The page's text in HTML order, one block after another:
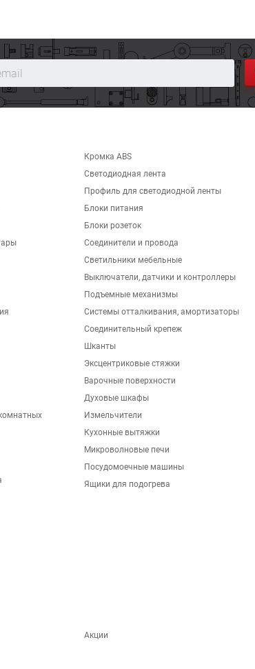
Кромка ABS
Светодиодная лента
Профиль для светодиодной ленты
Блоки питания
Блоки розеток
Соединители и провода
Светильники мебельные
Выключатели, датчики и контроллеры
Подъемные механизмы
Системы отталкивания, амортизаторы
Соединительный крепеж
Шканты
Эксцентриковые стяжки
Варочные поверхности
Духовые шкафы
Измельчители
Кухонные вытяжки
Микроволновые печи
Посудомоечные машины
Ящики для подогрева
Акции